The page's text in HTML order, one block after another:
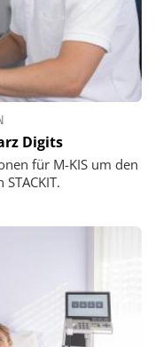
Digits
für M-KIS um den